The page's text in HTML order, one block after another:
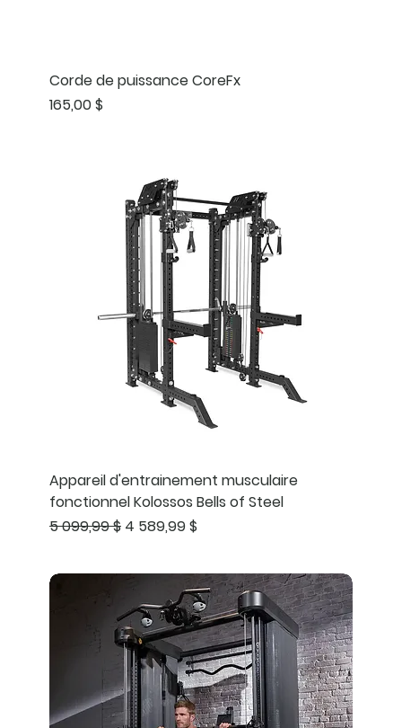
Corde de puissance CoreFx
Prix
165,00 $
Appareil d'entrainement musculaire
fonctionnel Kolossos Bells of Steel
Prix original
5 099,99 $ Prix promotionnel
4 589,99 $